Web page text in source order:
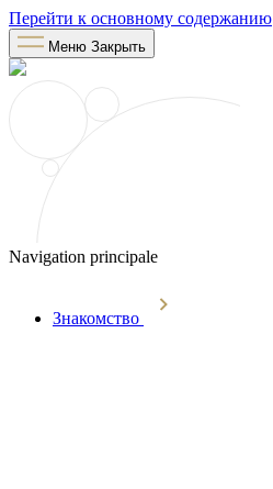
Перейти к основному содержанию
Меню Закрыть
Navigation principale
Знакомство